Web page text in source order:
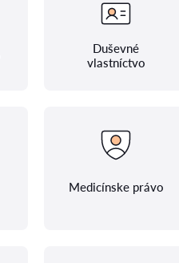
Duševné
vlastníctvo
Medicínske právo